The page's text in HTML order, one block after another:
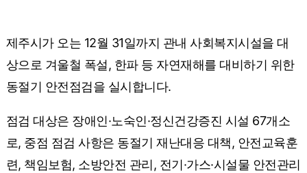
제주시가 오는 12월 31일까지 관내 사회복지시설을 대
상으로 겨울철 폭설, 한파 등 자연재해를 대비하기 위한
동절기 안전점검을 실시합니다.
점검 대상은 장애인·노숙인·정신건강증진 시설 67개소
로, 중점 점검 사항은 동절기 재난대응 대책, 안전교육훈
련, 책임보험, 소방안전 관리, 전기·가스·시설물 안전관리